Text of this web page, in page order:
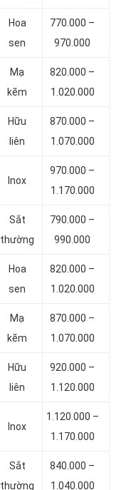
Hoa
sen
770.000 –
970.000
Mạ
kẽm
820.000 –
1.020.000
Hữu
liên
870.000 –
1.070.000
Inox
970.000 –
1.170.000
Sắt
thường
790.000 –
990.000
Hoa
sen
820.000 –
1.020.000
Mạ
kẽm
870.000 –
1.070.000
Hữu
liên
920.000 –
1.120.000
Inox
1.120.000 –
1.170.000
Sắt
thường
840.000 –
1.040.000